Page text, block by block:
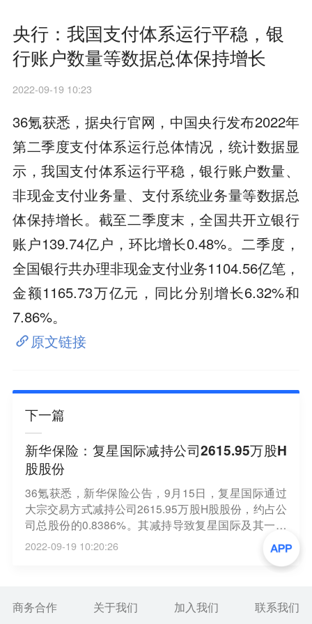
央行：我国支付体系运行平稳，银
行账户数量等数据总体保持增长
2022-09-19 10:23
36氪获悉，据央行官网，中国央行发布2022年
第二季度支付体系运行总体情况，统计数据显
示，我国支付体系运行平稳，银行账户数量、
非现金支付业务量、支付系统业务量等数据总
体保持增长。截至二季度末，全国共开立银行
账户139.74亿户，环比增长0.48%。二季度，
全国银行共办理非现金支付业务1104.56亿笔，
金额1165.73万亿元，同比分别增长6.32%和
7.86%。
原文链接
下一篇
新华保险：复星国际减持公司2615.95万股H
股股份
36氪获悉，新华保险公告，9月15日，复星国际通过
大宗交易方式减持公司2615.95万股H股股份，约占公
司总股份的0.8386%。其减持导致复星国际及其一致
行动人合计持有本公司股份比例下降至约4.9999%，
2022-09-19 10:20:26
商务合作 关于我们 加入我们 联系我们